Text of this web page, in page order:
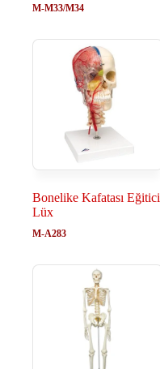
M-M33/M34
Bonelike Kafatası Eğitici
Lüx
M-A283